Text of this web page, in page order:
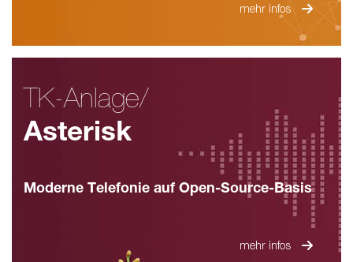
mehr infos
TK-Anlage/
Asterisk
Moderne Telefonie auf Open-Source-Basis
mehr infos